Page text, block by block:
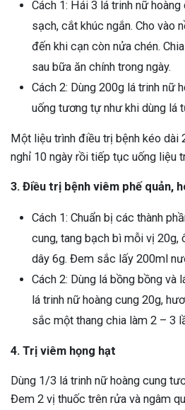
Cách 1: Hái 3 lá trinh nữ
sạch, cắt khúc ngắn. Cho vào
đến khi cạn còn nửa chén.
sau bữa ăn chính trong ngày.
Cách 2: Dùng 200g lá trinh nữ
uống tương tự như khi dùng lá
Một liệu trình điều trị bệnh kéo dài
nghỉ 10 ngày rồi tiếp tục uống liệu
3. Điều trị bệnh viêm phế quản,
Cách 1: Chuẩn bị các thành
cung, tang bạch bì mỗi vị 20g,
dây 6g. Đem sắc lấy 200ml
Cách 2: Dùng lá bồng bồng và
lá trinh nữ hoàng cung 20g,
sắc một thang chia làm 2 – 3
4. Trị viêm họng hạt
Dùng 1/3 lá trinh nữ hoàng cung
Đem 2 vị thuốc trên rửa và ngâm